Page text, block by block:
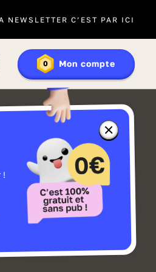
NEWSLETTER C’EST PAR ICI
0 Mon compte
Fermer
la
fenêtre
sur
Lumniz
!